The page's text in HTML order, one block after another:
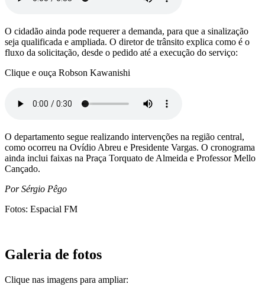
O cidadão ainda pode requerer a demanda, para que a sinalização
seja qualificada e ampliada. O diretor de trânsito explica como é o
fluxo da solicitação, desde o pedido até a execução do serviço:
Clique e ouça Robson Kawanishi
O departamento segue realizando intervenções na região central,
como ocorreu na Ovídio Abreu e Presidente Vargas. O cronograma
ainda inclui faixas na Praça Torquato de Almeida e Professor Mello
Cançado.
Por Sérgio Pêgo
Fotos: Espacial FM
Galeria de fotos
Clique nas imagens para ampliar: